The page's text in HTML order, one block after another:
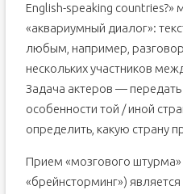
English-speaking
«аквариумный диалог»:
любым, например,
нескольких участников
Задача актеров —
особенности той / иной
определить, какую страну
Прием «мозгового штурма»
«брейнсторминг»)